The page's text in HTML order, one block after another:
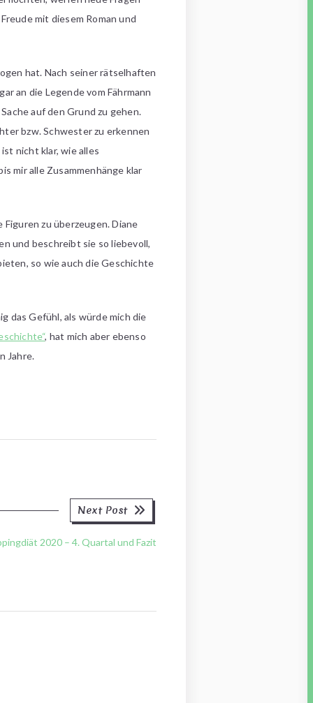
mit diesem Roman und
hat. Nach seiner rätselhaften
an die Legende vom Fährmann
auf den Grund zu gehen.
bzw. Schwester zu erkennen
nicht klar, wie alles
mir alle Zusammenhänge klar
zu überzeugen. Diane
und beschreibt sie so liebevoll,
so wie auch die Geschichte
das Gefühl, als würde mich die
, hat mich aber ebenso
Jahre.
Next Post
2020 – 4. Quartal und Fazit